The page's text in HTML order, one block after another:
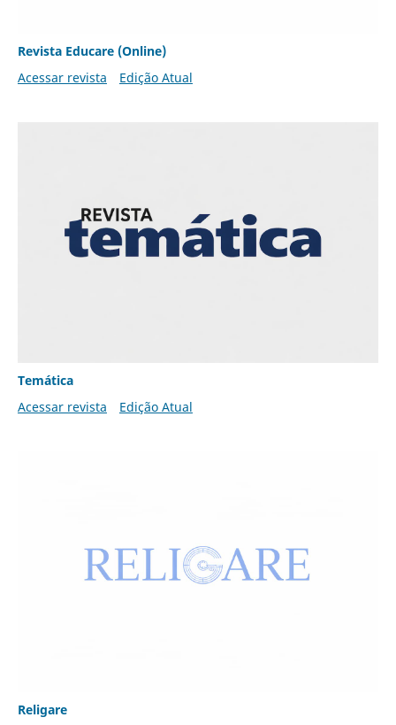
Revista Educare (Online)
Acessar revista
Edição Atual
Temática
Acessar revista
Edição Atual
Religare